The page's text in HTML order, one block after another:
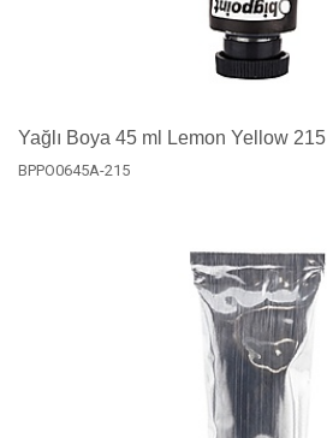
Yağlı Boya 45 ml Lemon Yellow 215
BPPO0645A-215